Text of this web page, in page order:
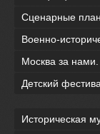
Сценарные
Военно-
Москва за нами.
Детский
Историческая